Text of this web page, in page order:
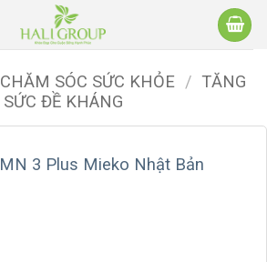
CHĂM SÓC SỨC KHỎE / TĂNG
SỨC ĐỀ KHÁNG